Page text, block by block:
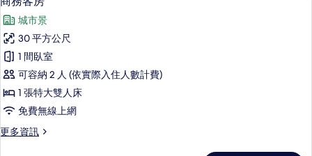
有
相
片
戶
的
詳
情
示
商
務
客
房
的
所
有
城市景
30 平方公尺
1 間臥室
可容納 2 人 (依實際入住人數計費)
1 張特大雙人床
免費無線上網
更多資訊
更